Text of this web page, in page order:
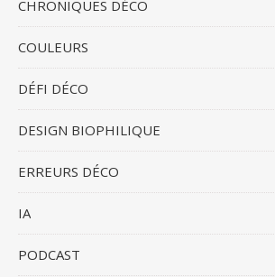
CHRONIQUES DÉCO
COULEURS
DÉFI DÉCO
DESIGN BIOPHILIQUE
ERREURS DÉCO
IA
PODCAST